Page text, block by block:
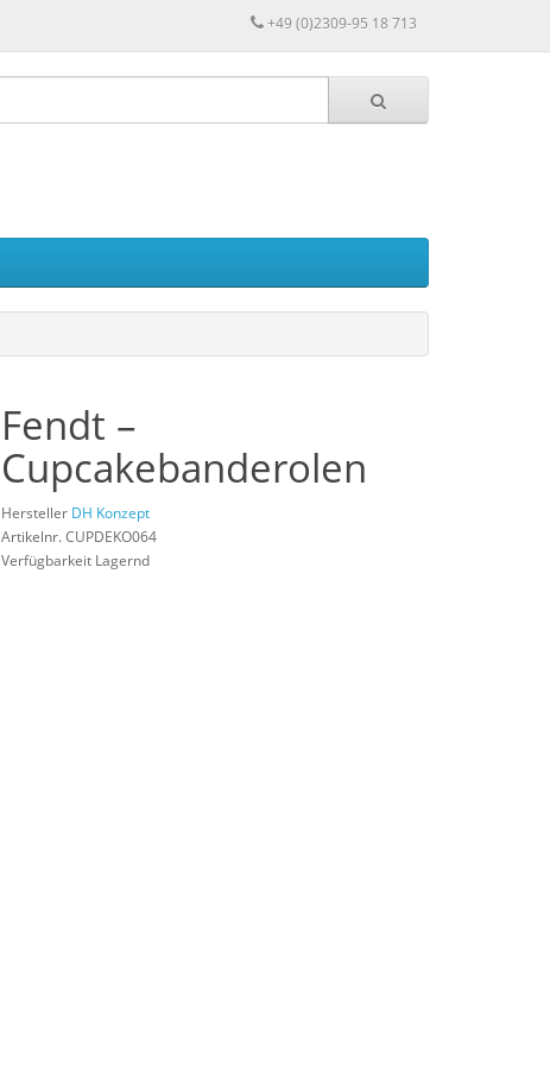
+49 (0)2309-95 18 713
Fendt –
Cupcakebanderolen
Hersteller DH Konzept
Artikelnr. CUPDEKO064
Verfügbarkeit Lagernd